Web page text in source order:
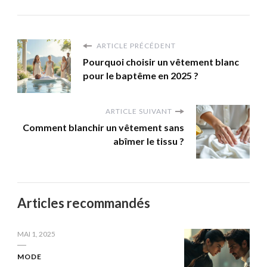
ARTICLE PRÉCÉDENT
Pourquoi choisir un vêtement blanc
pour le baptême en 2025 ?
ARTICLE SUIVANT
Comment blanchir un vêtement sans
abîmer le tissu ?
Articles recommandés
MAI 1, 2025
MODE